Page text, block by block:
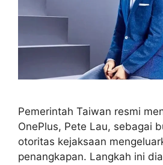
Pemerintah Taiwan resmi
OnePlus, Pete Lau, sebagai
otoritas kejaksaan
penangkapan. Langkah ini